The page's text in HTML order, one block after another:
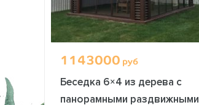
1143000 руб
Беседка 6×4 из дерева с
панорамными раздвижными